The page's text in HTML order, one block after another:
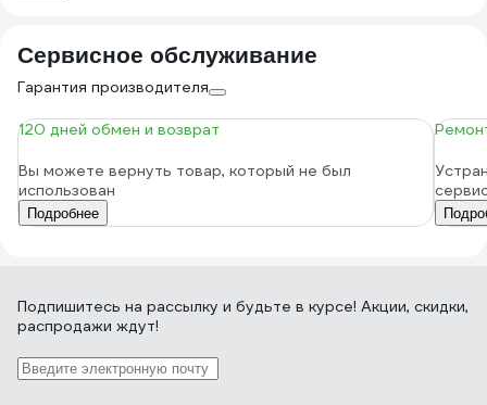
Сервисное обслуживание
Гарантия производителя
120 дней обмен и возврат
Вы можете вернуть товар, который не был
использован
Подробнее
Подпишитесь на рассылку и будьте в курсе! Акции, скидки,
распродажи ждут!